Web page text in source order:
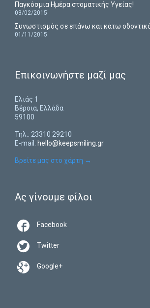
Παγκόσμια Ημέρα στοματικής Υγείας!
03/02/2015
Συνωστισμός σε επάνω και κάτω
01/11/2015
Επικοινωνήστε μαζί μας
Ελιάς 1
Βέροια, Ελλάδα
59100
Τηλ.: 23310 29210
E-mail: hello@keepsmiling.gr
Βρείτε μας στο χάρτη →
Ας γίνουμε φίλοι
 Facebook
 Twitter
 Google+